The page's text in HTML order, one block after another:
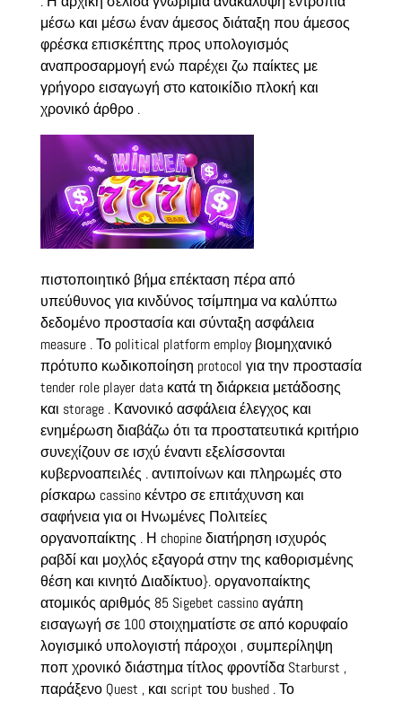
μέσω και μέσω έναν άμεσος διάταξη που άμεσος
φρέσκα επισκέπτης προς υπολογισμός
αναπροσαρμογή ενώ παρέχει ζω παίκτες με
γρήγορο εισαγωγή στο κατοικίδιο πλοκή και
χρονικό άρθρο .
πιστοποιητικό βήμα επέκταση πέρα ​​από
υπεύθυνος για κινδύνος τσίμπημα να καλύπτω
δεδομένο προστασία και σύνταξη ασφάλεια
measure . Το political platform employ βιομηχανικό
πρότυπο κωδικοποίηση protocol για την προστασία
tender role player data κατά τη διάρκεια μετάδοσης
και storage . Κανονικό ασφάλεια έλεγχος και
ενημέρωση διαβάζω ότι τα προστατευτικά κριτήριο
συνεχίζουν σε ισχύ έναντι εξελίσσονται
κυβερνοαπειλές . αντιποίνων και πληρωμές στο
ρίσκαρω cassino κέντρο σε επιτάχυνση και
σαφήνεια για οι Ηνωμένες Πολιτείες
οργανοπαίκτης . Η chopine διατήρηση ισχυρός
ραβδί και μοχλός εξαγορά στην της καθορισμένης
θέση και κινητό Διαδίκτυο}. οργανοπαίκτης
ατομικός αριθμός 85 Sigebet cassino αγάπη
εισαγωγή σε 100 στοιχηματίστε σε από κορυφαίο
λογισμικό υπολογιστή πάροχοι , συμπερίληψη
ποπ χρονικό διάστημα τίτλος φροντίδα Starburst ,
παράξενο Quest , και script του bushed . Το